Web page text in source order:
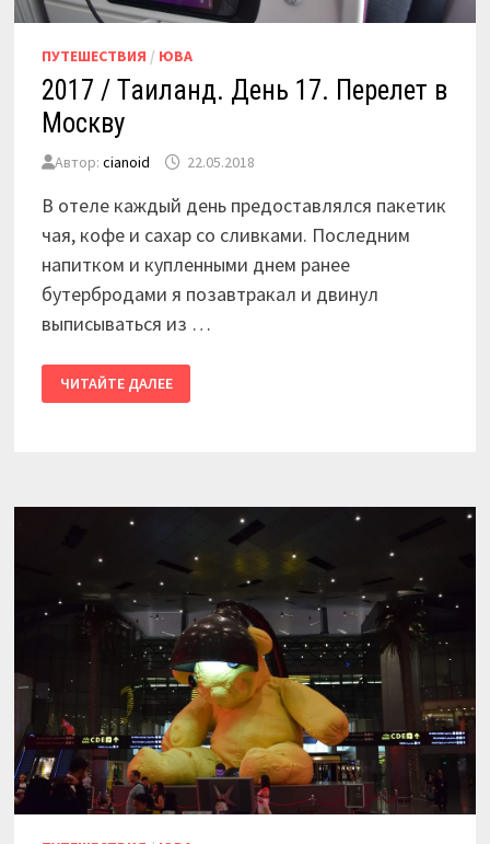
ПУТЕШЕСТВИЯ / ЮВА
2017 / Таиланд. День 17. Перелет в
Москву
Автор: cianoid 22.05.2018
В отеле каждый день предоставлялся пакетик
чая, кофе и сахар со сливками. Последним
напитком и купленными днем ранее
бутербродами я позавтракал и двинул
выписываться из …
2017
/
ТАИЛАНД.
ЧИТАЙТЕ ДАЛЕЕ